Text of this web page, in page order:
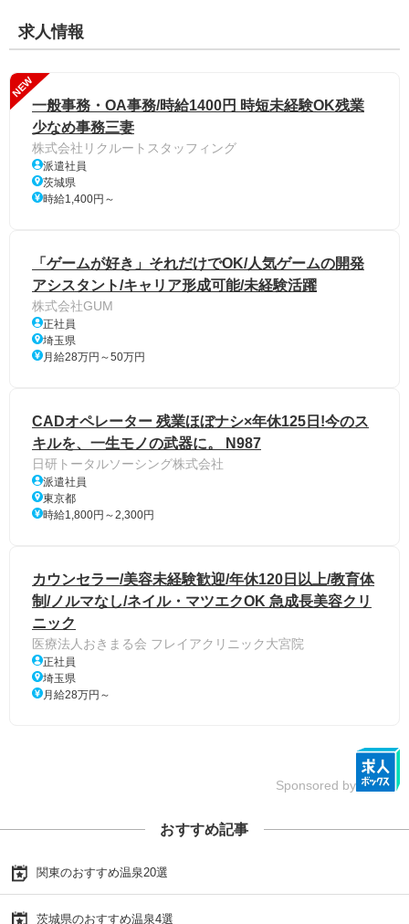
求人情報
NEW
一般事務・OA事務/時給1400円 時短未経験OK残業
少なめ事務三妻
株式会社リクルートスタッフィング
派遣社員
茨城県
時給1,400円～
「ゲームが好き」それだけでOK/人気ゲームの開発
アシスタント/キャリア形成可能/未経験活躍
株式会社GUM
正社員
埼玉県
月給28万円～50万円
CADオペレーター 残業ほぼナシ×年休125日!今のス
キルを、一生モノの武器に。 N987
日研トータルソーシング株式会社
派遣社員
東京都
時給1,800円～2,300円
カウンセラー/美容未経験歓迎/年休120日以上/教育体
制/ノルマなし/ネイル・マツエクOK 急成長美容クリ
ニック
医療法人おきまる会 フレイアクリニック大宮院
正社員
埼玉県
月給28万円～
Sponsored by
おすすめ記事
関東のおすすめ温泉20選
茨城県のおすすめ温泉4選